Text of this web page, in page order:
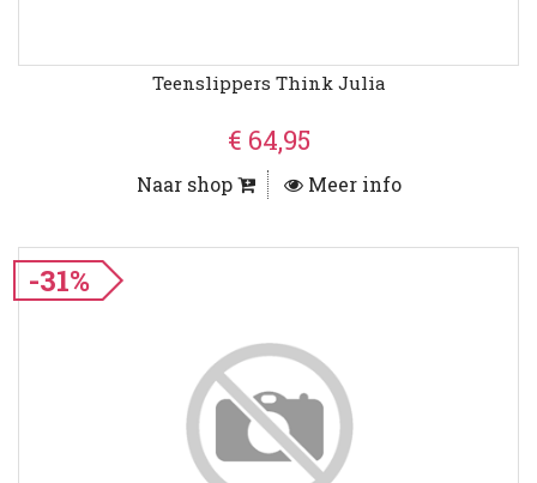
Teenslippers Think Julia
€ 64,95
Naar shop Meer info
-31%